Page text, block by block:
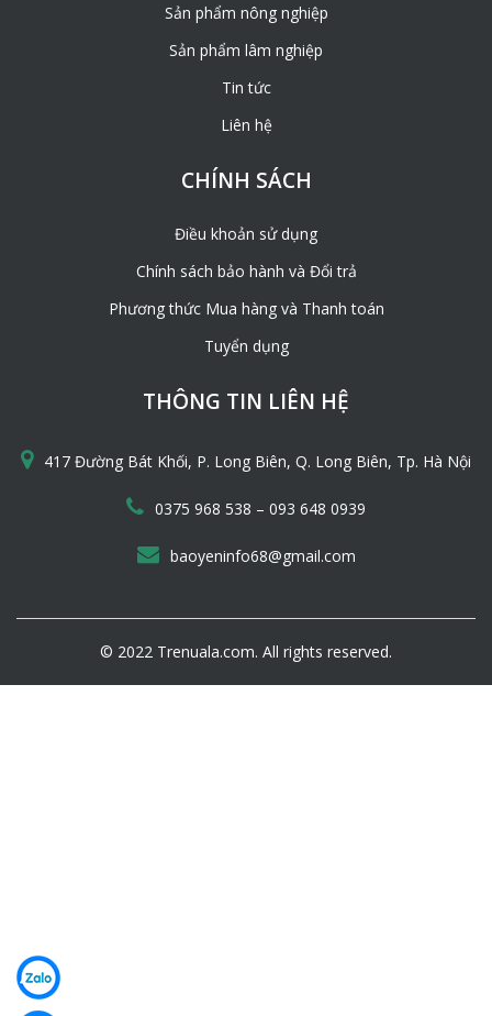
để thi công được thuận tiện và an toàn hơn.
Ngoài ra, sạp tre còn được sử dụng để bày biện sản
Sản phẩm nông nghiệp
Sản phẩm lâm nghiệp
Tin tức
Liên hệ
CHÍNH SÁCH
Điều khoản sử dụng
Chính sách bảo hành và Đổi trả
Phương thức Mua hàng và Thanh toán
Tuyển dụng
THÔNG TIN LIÊN HỆ
417 Đường Bát Khối, P. Long Biên, Q. Long Biên, Tp. Hà Nội
0375 968 538 – 093 648 0939
baoyeninfo68@gmail.com
© 2022 Trenuala.com. All rights reserved.